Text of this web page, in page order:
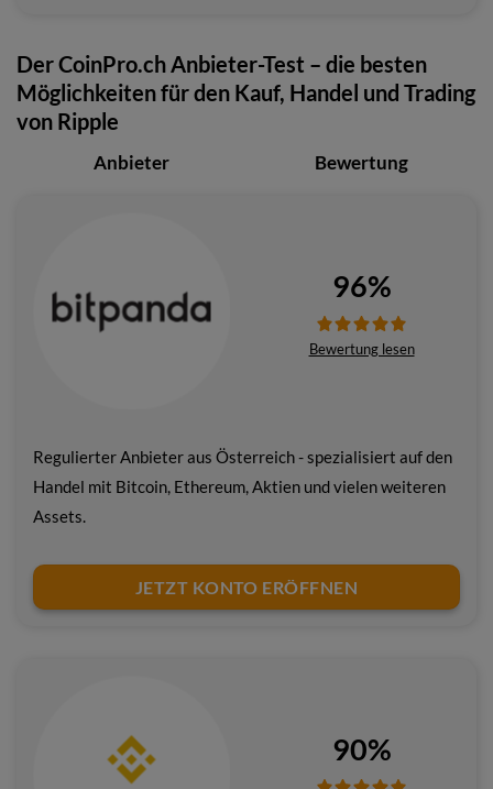
Der CoinPro.ch Anbieter-Test – die besten
Möglichkeiten für den Kauf, Handel und Trading
von Ripple
Anbieter Bewertung
Regulierter Anbieter aus Österreich - spezialisiert auf den
Handel mit Bitcoin, Ethereum, Aktien und vielen weiteren
Assets.
96%
Bewertung lesen
JETZT KONTO ERÖFFNEN
90%